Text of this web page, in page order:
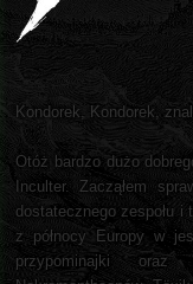
Kondorek, Kondorek,
Otóż bardzo dużo
Inculter. Zacząłem
dostatecznego zespołu i
z północy Europy w
przypominajki oraz